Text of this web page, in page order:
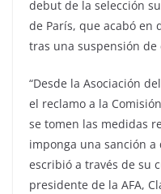
debut de la selección
de París, que acabó en
tras una suspensión de
“Desde la Asociación
el reclamo a la
se tomen las medidas
imponga una sanción
escribió a través de su
presidente de la AFA,